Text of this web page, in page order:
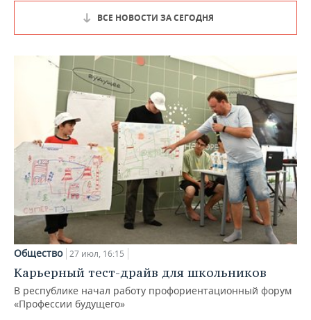
ВСЕ НОВОСТИ ЗА СЕГОДНЯ
Общество 27 июл, 16:15
Карьерный тест-драйв для школьников
В республике начал работу профориентационный форум
«Профессии будущего»